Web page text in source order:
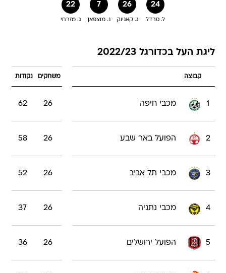
22
ג. מזרחי
7
נ. מוצפאן
26
ג. קאניוק
24
ל. סרדל
ליגת העל בכדורגל 2022/23
קבוצה משחקים נקודות
1 מכבי חיפה 26
62
2 הפועל באר שבע 26
58
3 מכבי תל אביב 26
52
4 מכבי נתניה 26
37
5 הפועל ירושלים 26
36